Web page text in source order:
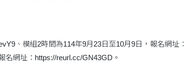
、模組2時間為114年9月23日至10月9日，報名網址：
名網址：https://reurl.cc/GN43GD。